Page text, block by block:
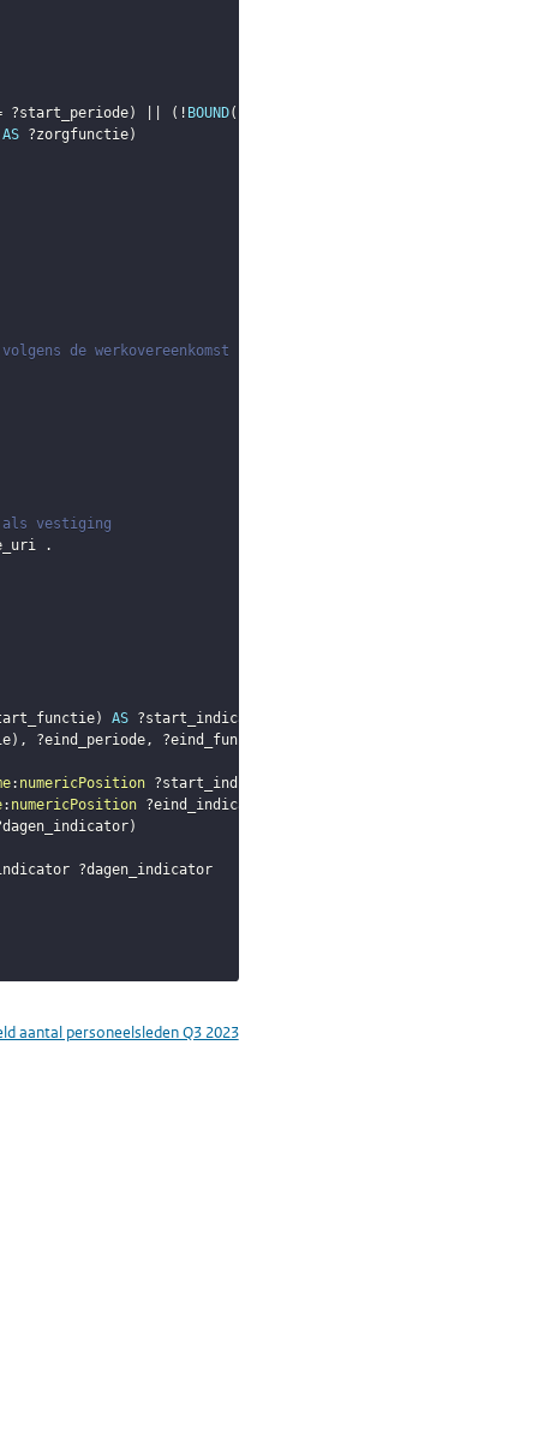
?start_periode) ( ! BOUND(
AS ?zorgfunctie)
de werkovereenkomst
als vestiging
.
) AS ?start_indicator
) , ?eind_periode, ?eind_functie
: numericPosition ?start_indicator_final
: numericPosition ?eind_indicator_final
)
?dagen_indicator
aantal personeelsleden Q3 2023